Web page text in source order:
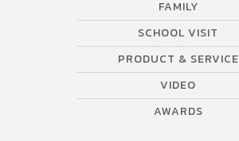
FAMILY
SCHOOL VISIT
PRODUCT & SERVICE
VIDEO
AWARDS